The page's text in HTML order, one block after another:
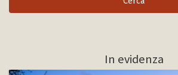
In evidenza